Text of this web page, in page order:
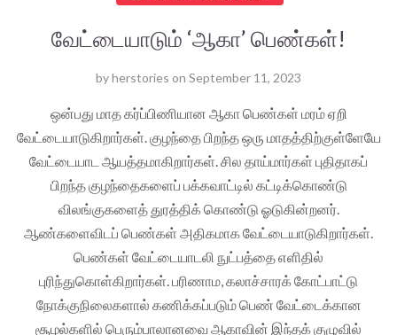
வேட்டையாடும் ‘ஆகா’ பெண்கள்!
byherstories on September 11, 2023
ஒன்பது மாத கர்ப்பிணியான ஆகா பெண்கள் மரம் ஏறி
வேட்டையாடுகிறார்கள். குழந்தை பிறந்த ஒரு மாதத்திற்குள்ளேயே
வேட்டையாட ஆயத்தமாகிறார்கள். சில தாய்மார்கள் புதிதாகப்
பிறந்த குழந்தைகளைப் பக்கவாட்டில் கட்டிக்கொண்டு
விலங்குகளைத் துரத்திக் கொண்டு ஓடுகின்றனர்.
ஆண்களைவிடப் பெண்கள் அதிகமாக வேட்டையாடுகிறார்கள்.
பெண்கள் வேட்டையாடலி நுட்பத்தை எளிதில்
புரிந்துகொள்கிறார்கள். பரிணாம, கலாச்சாரக் கோட்பாட்டு
நோக்குநிலைகளால் கணிக்கப்படும் பெண் வேட்டைக்கான
சூழல்களில் பெரும்பாலானவை ஆகாவின் இந்தக் குழுவில்